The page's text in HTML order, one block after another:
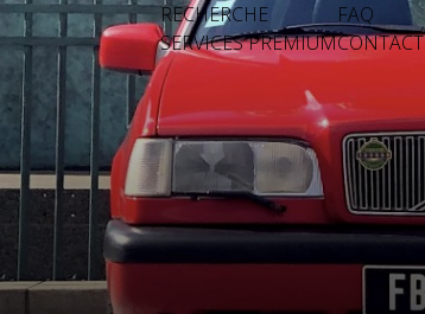
RECHERCHE
SERVICES PREMIUM
FAQ
CONTACT